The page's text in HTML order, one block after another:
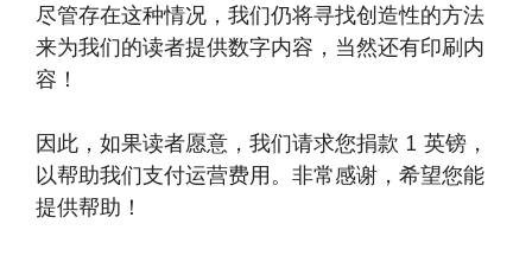
尽管存在这种情况，我们仍将寻找创造性的方法
来为我们的读者提供数字内容，当然还有印刷内
容！
因此，如果读者愿意，我们请求您捐款 1 英镑，
以帮助我们支付运营费用。非常感谢，希望您能
提供帮助！